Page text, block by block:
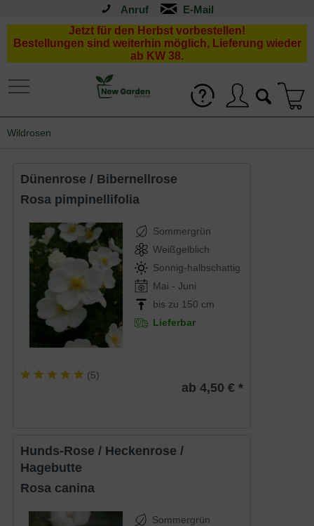
Anruf
Jetzt für den Herbst vorbestellen!
Bestellungen sind weiterhin möglich, Lieferung wieder
ab KW 38.
Wildrosen
Dünenrose / Bibernellrose
Rosa pimpinellifolia
Sommergrün
Weißgelblich
Sonnig-halbschattig
Mai - Juni
bis zu 150 cm
Lieferbar
(5)
ab 4,50 € *
Hunds-Rose / Heckenrose /
Hagebutte
Rosa canina
Sommergrün